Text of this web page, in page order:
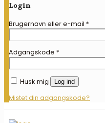
Login
Brugernavn eller e-mail *
Adgangskode *
Husk mig Log ind
Mistet din adgangskode?